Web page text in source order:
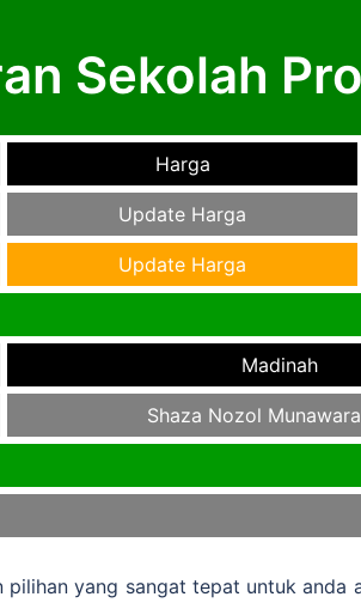
Sekolah
Harga
Update Harga
Update Harga
Madinah
Shaza Nozol
yang sangat tepat untuk anda